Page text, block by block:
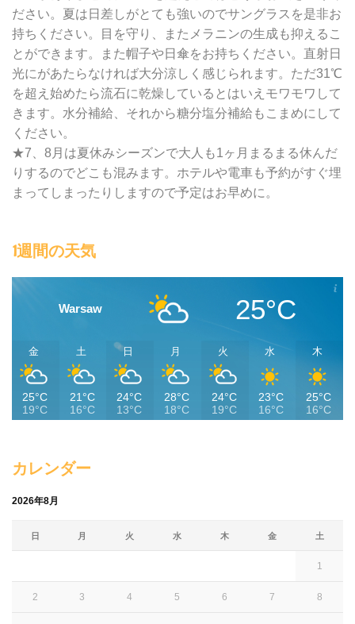
ださい。夏は日差しがとても強いのでサングラスを是非お
持ちください。目を守り、またメラニンの生成も抑えるこ
とができます。また帽子や日傘をお持ちください。直射日
光にがあたらなければ大分涼しく感じられます。ただ31℃
を超え始めたら流石に乾燥しているとはいえモワモワして
きます。水分補給、それから糖分塩分補給もこまめにして
ください。
★7、8月は夏休みシーズンで大人も1ヶ月まるまる休んだ
りするのでどこも混みます。ホテルや電車も予約がすぐ埋
まってしまったりしますので予定はお早めに。
1週間の天気
Warsaw 25°C
金
25°C
19°C
土
21°C
16°C
日
24°C
13°C
月
28°C
18°C
火
24°C
19°C
水
23°C
16°C
木
25°C
16°C
カレンダー
2026年8月
日 月 火 水 木 金 土
1
2 3 4 5 6 7 8